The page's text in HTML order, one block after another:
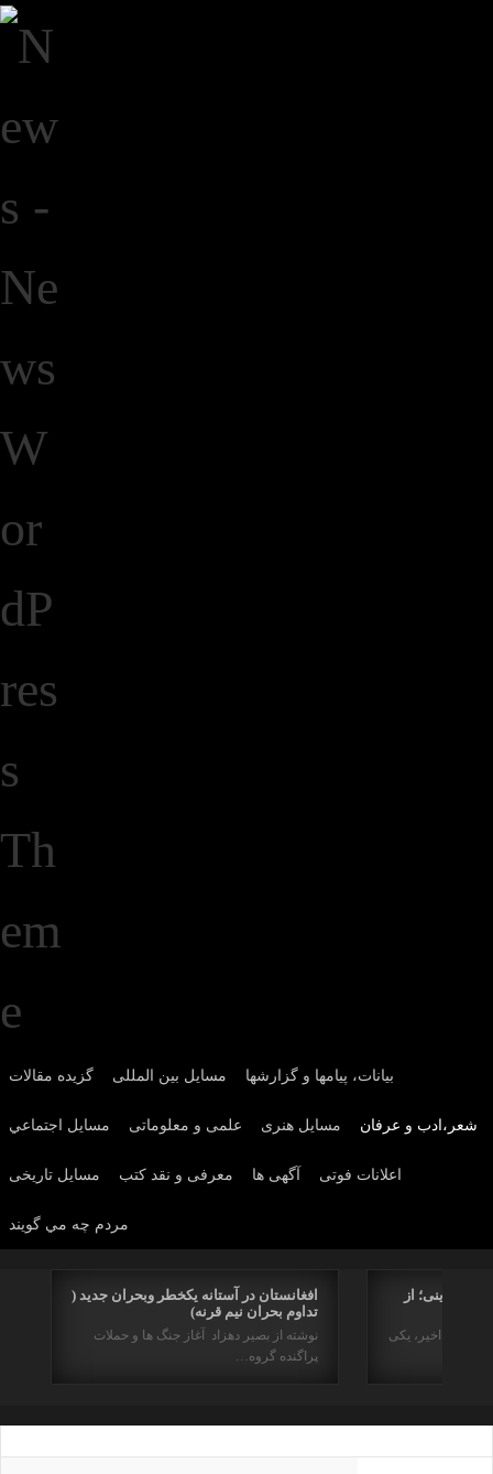
گزیده مقالات مسایل بین المللی بیانات، پیامها و گزارشها
مسايل اجتماعي علمی و معلوماتی مسايل هنری شعر،ادب و عرفان
مسایل تاریخی معرفی و نقد کتب آگهی ها اعلانات فوتی
مردم چه مي گويند
افغانستان در آستانه یکخطر وبحران جدید (
تداوم بحران نیم قرنه)
نوشته از بصیر دهزاد آغاز جنگ ها و حملات
پراگنده گروه…
دینی؛ از
دو سده اخیر، یکی